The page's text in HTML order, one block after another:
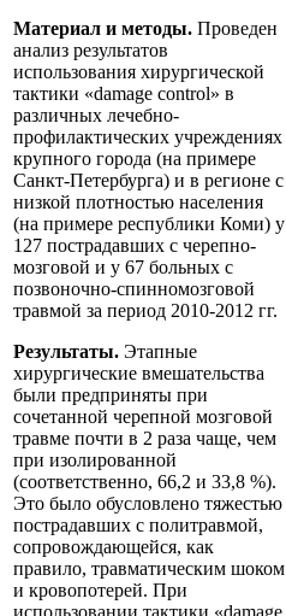
Материал и методы. Проведен
анализ результатов
использования хирургической
тактики «damage control» в
различных лечебно-
профилактических учреждениях
крупного города (на примере
Санкт-Петербурга) и в регионе с
низкой плотностью населения
(на примере республики Коми) у
127 пострадавших с черепно-
мозговой и у 67 больных с
позвоночно-спинномозговой
травмой за период 2010-2012 гг.
Результаты. Этапные
хирургические вмешательства
были предприняты при
сочетанной черепной мозговой
травме почти в 2 раза чаще, чем
при изолированной
(соответственно, 66,2 и 33,8 %).
Это было обусловлено тяжестью
пострадавших с политравмой,
сопровождающейся, как
правило, травматическим шоком
и кровопотерей. При